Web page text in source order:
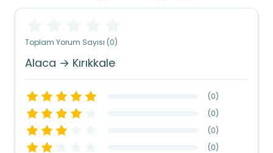
Toplam Yorum Sayısı (0)
Alaca → Kırıkkale
(0)
(0)
(0)
(0)